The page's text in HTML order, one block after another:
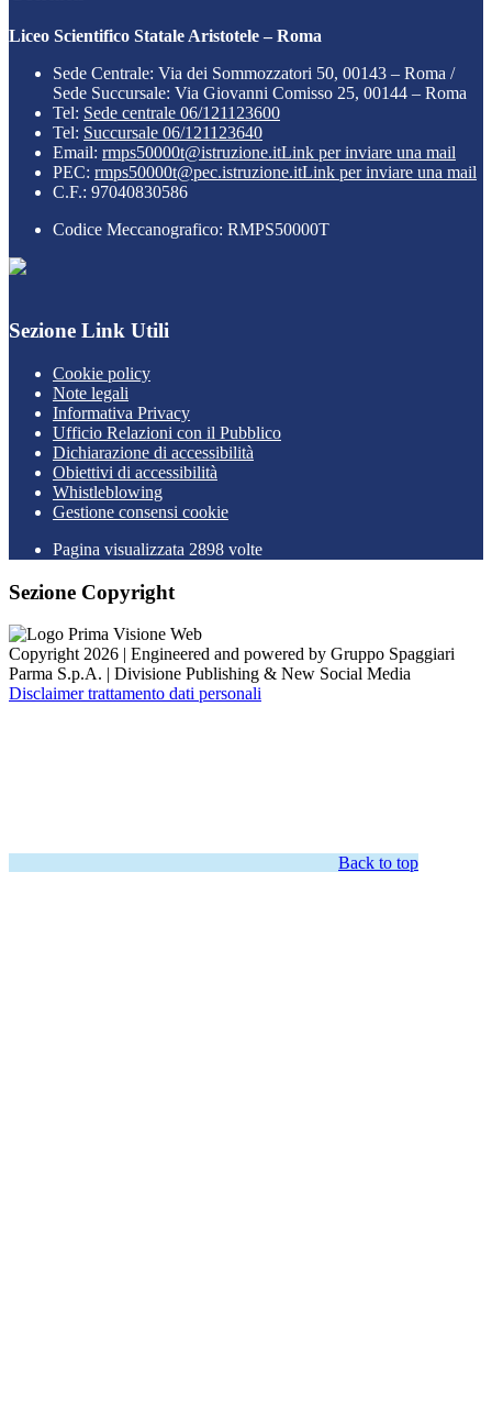
Liceo Scientifico Statale Aristotele – Roma
Sede Centrale: Via dei Sommozzatori 50, 00143 – Roma /
Sede Succursale: Via Giovanni Comisso 25, 00144 – Roma
Tel: Sede centrale 06/121123600
Tel: Succursale 06/121123640
Email: rmps50000t@istruzione.itLink per inviare una mail
PEC: rmps50000t@pec.istruzione.itLink per inviare una mail
C.F.: 97040830586
Codice Meccanografico: RMPS50000T
Sezione Link Utili
Cookie policy
Note legali
Informativa Privacy
Ufficio Relazioni con il Pubblico
Dichiarazione di accessibilità
Obiettivi di accessibilità
Whistleblowing
Gestione consensi cookie
Pagina visualizzata 2898 volte
Sezione Copyright
Copyright 2026 | Engineered and powered by Gruppo Spaggiari
Parma S.p.A. | Divisione Publishing & New Social Media
Disclaimer trattamento dati personali
Back to top